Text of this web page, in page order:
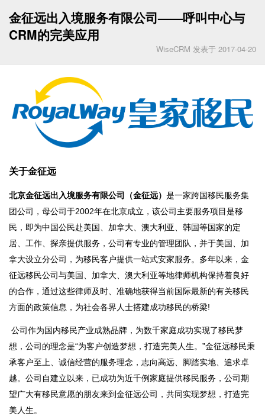
金征远出入境服务有限公司——呼叫中心与
CRM的完美应用
WiseCRM 发表于 2017-04-20
关于金征远
北京金征远出入境服务有限公司（金征远） 是一家跨国移民服务集
团公司，母公司于2002年在北京成立，该公司主要服务项目是移
民，即为中国公民赴美国、加拿大、澳大利亚、韩国等国家的定
居、工作、探亲提供服务，公司有专业的管理团队，并于美国、加
拿大设立分公司，为移民客户提供一站式安家服务。多年以来，金
征远移民公司与美国、加拿大、澳大利亚等地律师机构保持着良好
的合作，通过这些律师及时、准确地获得当前国际最新的有关移民
方面的政策信息，为社会各界人士搭建成功移民的桥梁!
公司作为国内移民产业成熟品牌，为数千家庭成功实现了移民梦
想，公司的理念是“为客户创造梦想，打造完美人生。”金征远移民秉
承客户至上、诚信经营的服务理念，志向高远、脚踏实地、追求卓
越。公司自建立以来，已成功为近千例家庭提供移民服务，公司期
望广大有移民意愿的朋友来到金征远公司，共同实现梦想，打造完
美人生。